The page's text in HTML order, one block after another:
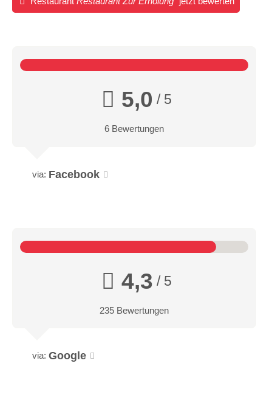
5,0 / 5
6 Bewertungen
via: Facebook
4,3 / 5
235 Bewertungen
via: Google